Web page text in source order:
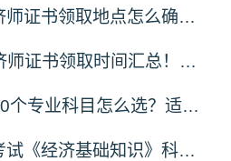
2026年初中级经济师证书领取地点怎么确定？属地规则
2026年初中级经济师证书领取时间汇总！领证节点
2026中级经济师10个专业科目怎么选？适配人群
2026中级经济师考试《经济基础知识》科目六大模块梳理